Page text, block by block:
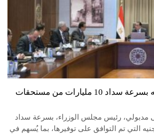
رئيس الوزراء يوجه بسرعة سداد 10 مليارات من مستحقات
مدبولي، رئيس مجلس الوزراء، بسرعة سداد
مليارات جنيه التي تم التوافق على توفيرها، بما يُسهم في